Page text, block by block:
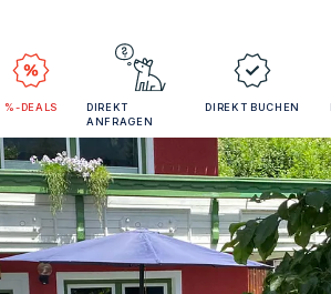
%-DEALS
DIREKT
ANFRAGEN
DIREKT BUCHEN